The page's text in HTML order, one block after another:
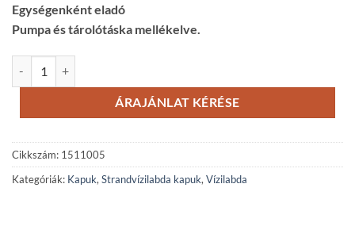
Egységenként eladó
Pumpa és tárolótáska mellékelve.
ÁRAJÁNLAT KÉRÉSE
Cikkszám: 1511005
Kategóriák: Kapuk,Strandvízilabda kapuk,Vízilabda